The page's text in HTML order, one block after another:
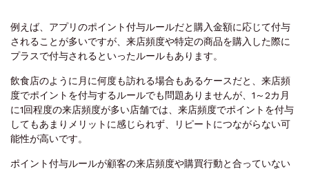
例えば、アプリのポイント付与ルールだと購入金額に応じて付与
されることが多いですが、来店頻度や特定の商品を購入した際に
プラスで付与されるといったルールもあります。
飲食店のように月に何度も訪れる場合もあるケースだと、来店頻
度でポイントを付与するルールでも問題ありませんが、1～2カ月
に1回程度の来店頻度が多い店舗では、来店頻度でポイントを付与
してもあまりメリットに感じられず、リピートにつながらない可
能性が高いです。
ポイント付与ルールが顧客の来店頻度や購買行動と合っていない